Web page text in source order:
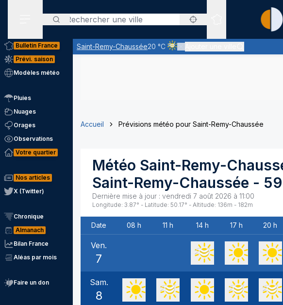
Rechercher
Sites
Saint-Remy-Chaussée20 °C
Ciel voilé par des nuages
Bulletin France
Prévi. saison
Modèles météo
Pluies
Nuages
Orages
Observations
Votre quartier
Nos articles
X (Twitter)
Chronique
Almanach
Bilan France
Aléas par mois
Faire un don
Accueil Prévisions météo pour Saint-Remy-Chaussée
Météo Saint-Remy-
Saint-Remy-Chaussée -
Dernière mise à jour : vendredi 7 août 2026 à 11:00
Longitude: 3.87° - Latitude: 50.17° - Altitude: 136m - 182m
Date 08 h 11 h 14 h 17 h 20 h
Ven.
7
Sam.
8